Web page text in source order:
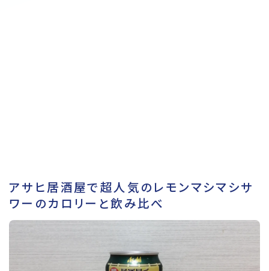
アサヒ居酒屋で超人気のレモンマシマシサ
ワーのカロリーと飲み比べ